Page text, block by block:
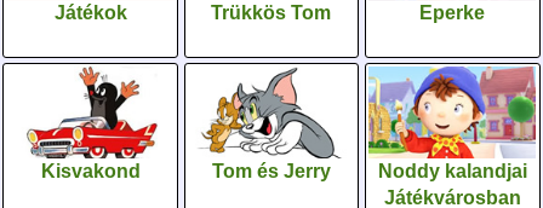
Játékok Trükkös Tom Eperke
Kisvakond Tom és Jerry
Noddy kalandjai
Játékvárosban